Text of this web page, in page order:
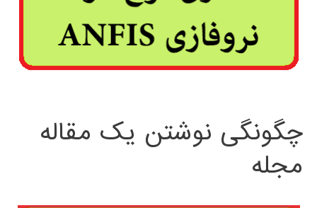
چگونگی نوشتن یک مقاله
مجله